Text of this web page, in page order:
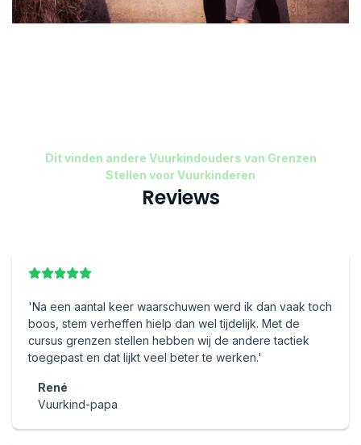
Dit vinden andere Vuurkindouders van Grenzen
Stellen voor Vuurkinderen
Reviews
'Na een aantal keer waarschuwen werd ik dan vaak toch
boos, stem verheffen hielp dan wel tijdelijk. Met de
cursus grenzen stellen hebben wij de andere tactiek
toegepast en dat lijkt veel beter te werken.'
René
Vuurkind-papa